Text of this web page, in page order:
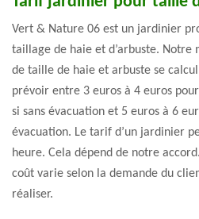
Vert & Nature 06 est un jardinier
taillage de haie et d’arbuste. Notre
de taille de haie et arbuste se
prévoir entre 3 euros à 4 euros
si sans évacuation et 5 euros à 6
évacuation. Le tarif d’un jardinier
heure. Cela dépend de notre
coût varie selon la demande du
réaliser.